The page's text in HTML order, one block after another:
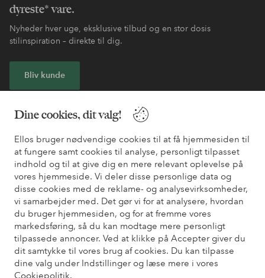
Dine cookies, dit valg!
Ellos bruger nødvendige cookies til at få hjemmesiden til
at fungere samt cookies til analyse, personligt tilpasset
indhold og til at give dig en mere relevant oplevelse på
vores hjemmeside. Vi deler disse personlige data og
disse cookies med de reklame- og analysevirksomheder,
vi samarbejder med. Det gør vi for at analysere, hvordan
du bruger hjemmesiden, og for at fremme vores
markedsføring, så du kan modtage mere personligt
tilpassede annoncer. Ved at klikke på Accepter giver du
dit samtykke til vores brug af cookies. Du kan tilpasse
dine valg under Indstillinger og læse mere i vores
Cookiepolitik.
dyreste* vare.
Nyheder hver uge, eksklusive tilbud og en stor dosis
stilinspiration – direkte til dig.
Bliv kunde
Har du brug for hjælp?
Du kan finde svar på de oftest stillede spørgsmål i vores FAQ.
Du kan også finde oplysninger om, hvordan du kontakter os.
Kundeservice Bestilling Betalingsmåde
Mine sider